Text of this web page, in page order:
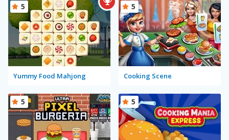
Yummy Food Mahjong
5
Cooking Scene
5
5 5